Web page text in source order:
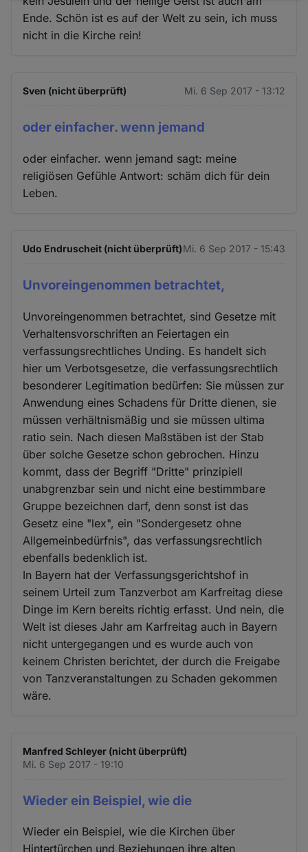
Ende. Schön ist es auf der Welt zu sein, ich muss
nicht in die Kirche rein!
Sven (nicht überprüft) Mi. 6 Sep 2017 - 13:12
oder einfacher. wenn jemand
oder einfacher. wenn jemand sagt: meine
religiösen Gefühle Antwort: schäm dich für dein
Leben.
Udo Endruscheit (nicht überprüft)Mi. 6 Sep 2017 - 15:43
Unvoreingenommen betrachtet,
Unvoreingenommen betrachtet, sind Gesetze mit
Verhaltensvorschriften an Feiertagen ein
verfassungsrechtliches Unding. Es handelt sich
hier um Verbotsgesetze, die verfassungsrechtlich
besonderer Legitimation bedürfen: Sie müssen zur
Anwendung eines Schadens für Dritte dienen, sie
müssen verhältnismäßig und sie müssen ultima
ratio sein. Nach diesen Maßstäben ist der Stab
über solche Gesetze schon gebrochen. Hinzu
kommt, dass der Begriff "Dritte" prinzipiell
unabgrenzbar sein und nicht eine bestimmbare
Gruppe bezeichnen darf, denn sonst ist das
Gesetz eine "lex", ein "Sondergesetz ohne
Allgemeinbedürfnis", das verfassungsrechtlich
ebenfalls bedenklich ist.
In Bayern hat der Verfassungsgerichtshof in
seinem Urteil zum Tanzverbot am Karfreitag diese
Dinge im Kern bereits richtig erfasst. Und nein, die
Welt ist dieses Jahr am Karfreitag auch in Bayern
nicht untergegangen und es wurde auch von
keinem Christen berichtet, der durch die Freigabe
von Tanzveranstaltungen zu Schaden gekommen
wäre.
Manfred Schleyer (nicht überprüft)
Mi. 6 Sep 2017 - 19:10
Wieder ein Beispiel, wie die
Wieder ein Beispiel, wie die Kirchen über
Hintertürchen und Beziehungen ihre alten
und
Cookies